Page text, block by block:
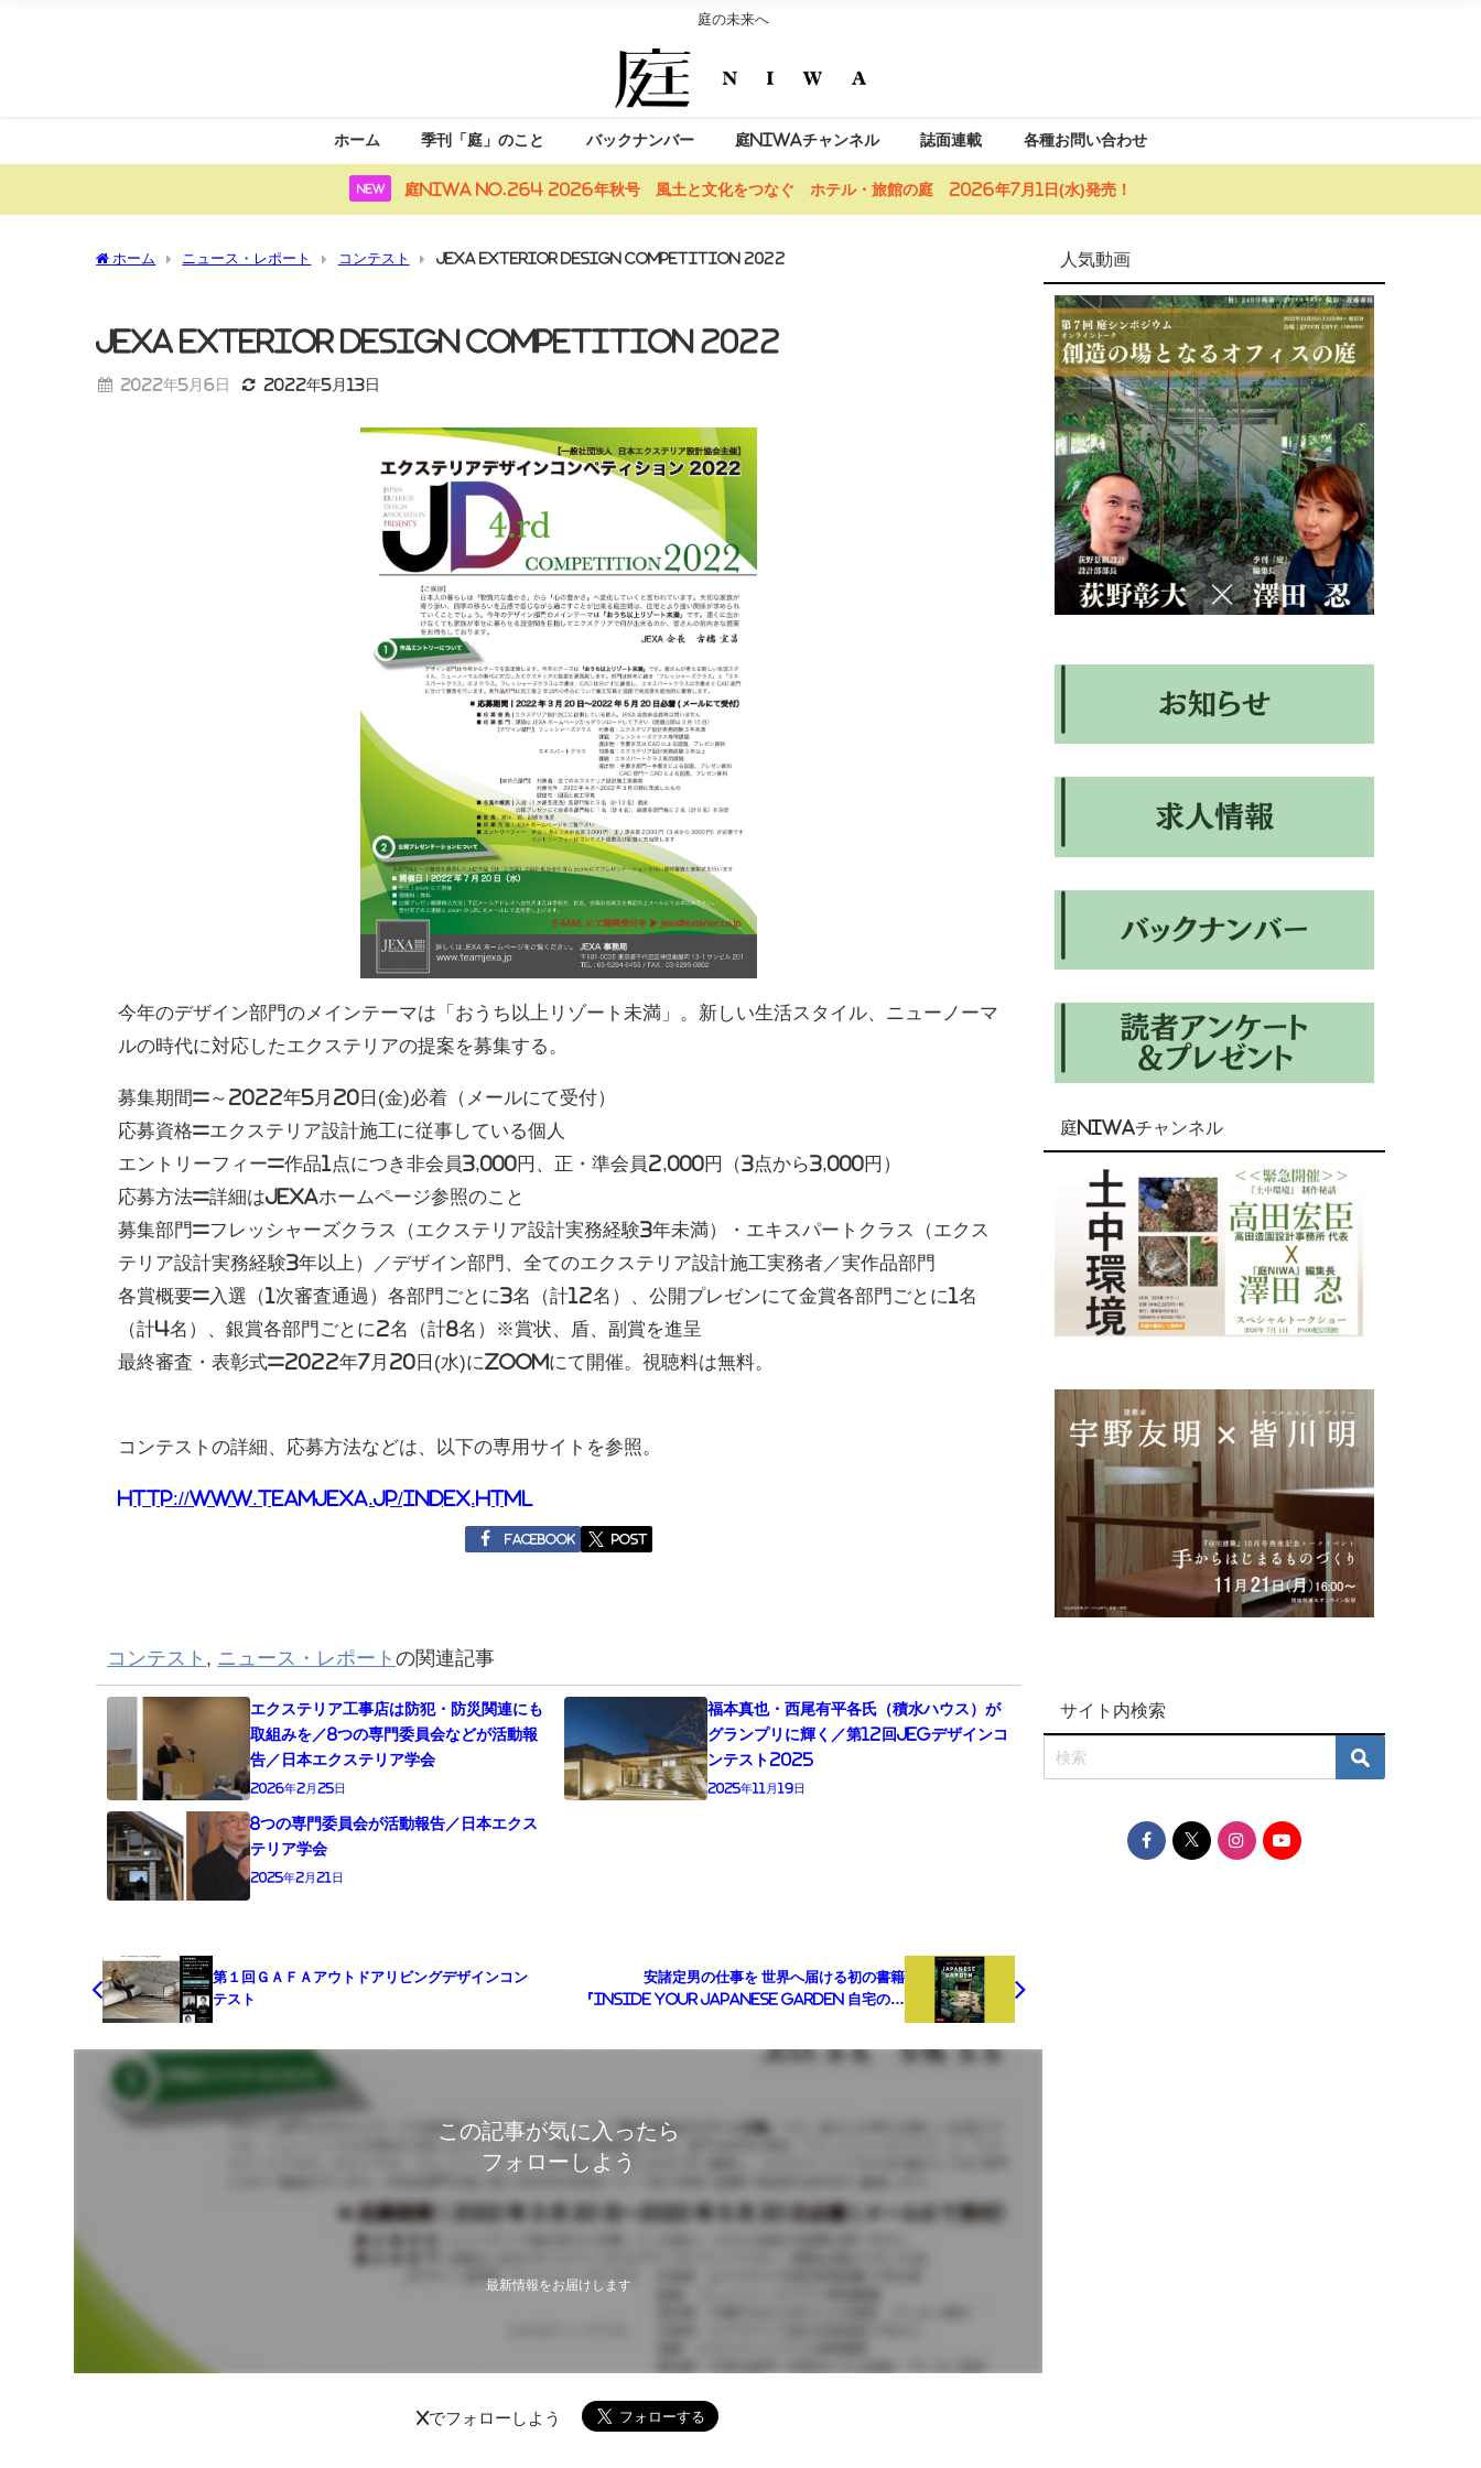
庭の未来へ
ホーム 季刊「庭」のこと バックナンバー 庭NIWAチャンネル 誌面連載 各種お問い合わせ
NEW 庭NIWA No.264 2026年秋号 風土と文化をつなぐ ホテル・旅館の庭 2026年7月1日(水)発売！
ホーム ニュース・レポート コンテスト JEXA EXTERIOR DESIGN COMPETITION 2022
JEXA EXTERIOR DESIGN COMPETITION 2022
2022年5月6日 2022年5月13日
今年のデザイン部門のメインテーマは「おうち以上リゾート未満」。新しい生活スタイル、ニューノーマ
ルの時代に対応したエクステリアの提案を募集する。
募集期間=～2022年5月20日(金)必着（メールにて受付）
応募資格=エクステリア設計施工に従事している個人
エントリーフィー=作品1点につき非会員3,000円、正・準会員2,000円（3点から3,000円）
応募方法=詳細はJEXAホームページ参照のこと
募集部門=フレッシャーズクラス（エクステリア設計実務経験3年未満）・エキスパートクラス（エクス
テリア設計実務経験3年以上）／デザイン部門、全てのエクステリア設計施工実務者／実作品部門
各賞概要=入選（1次審査通過）各部門ごとに3名（計12名）、公開プレゼンにて金賞各部門ごとに1名
（計4名）、銀賞各部門ごとに2名（計8名）※賞状、盾、副賞を進呈
最終審査・表彰式=2022年7月20日(水)にzoomにて開催。視聴料は無料。
コンテストの詳細、応募方法などは、以下の専用サイトを参照。
http://www.teamjexa.jp/index.html
Facebook post
コンテスト , ニュース・レポートの関連記事
エクステリア工事店は防犯・防災関連にも
取組みを／8つの専門委員会などが活動報
告／日本エクステリア学会
2026年2月25日
福本真也・西尾有平各氏（積水ハウス）が
グランプリに輝く／第12回JEGデザインコ
ンテスト2025
2025年11月19日
8つの専門委員会が活動報告／日本エクス
テリア学会
2025年2月21日
第１回ＧＡＦＡアウトドアリビングデザインコン
テスト
安諸定男の仕事を 世界へ届ける初の書籍
『Inside Your Japanese Garden 自宅の庭
この記事が気に入ったら
フォローしよう
最新情報をお届けします
Xでフォローしよう
人気動画
庭NIWAチャンネル
サイト内検索